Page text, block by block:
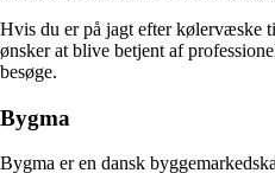
Hvis du er på jagt efter kølervæske
ønsker at blive betjent af
besøge.
Bygma
Bygma er en dansk